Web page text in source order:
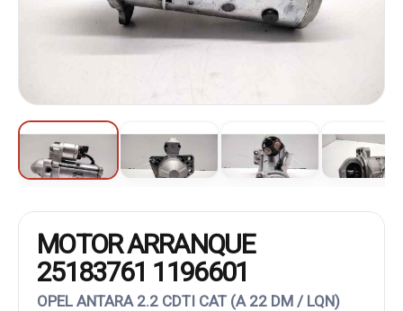
MOTOR ARRANQUE
25183761 1196601
OPEL ANTARA 2.2 CDTI CAT (A 22 DM / LQN)